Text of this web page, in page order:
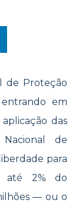
de Proteção
entrando em
das
de
para
até 2% do
— ou o